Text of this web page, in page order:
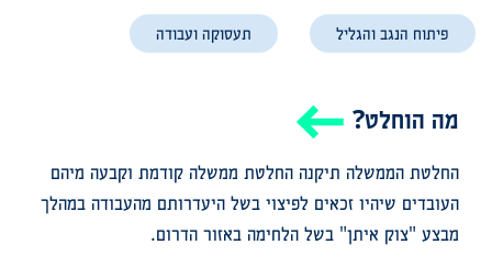
מה הוחלט?
החלטת הממשלה תיקנה החלטת ממשלה קודמת וקבעה מיהם
העובדים שיהיו זכאים לפיצוי בשל היעדרותם מהעבודה במהלך
מבצע "צוק איתן" בשל הלחימה באזור הדרום.
פיתוח הנגב והגליל תעסוקה ועבודה